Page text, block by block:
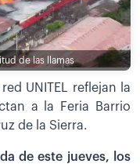
de las llamas
UNITEL reflejan la
a la Feria Barrio
de la Sierra.
de este jueves, los